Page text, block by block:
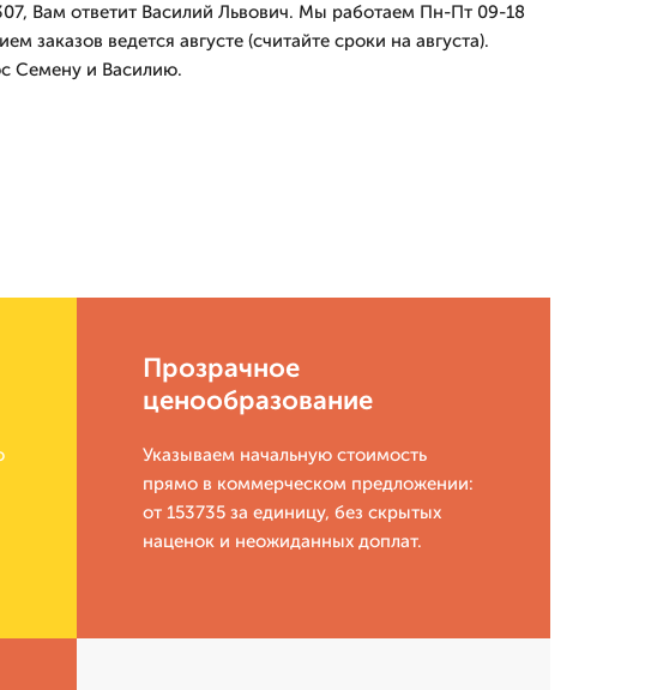
Вам ответит Василий Львович. Мы работаем Пн-Пт 09-18
заказов ведется августе (считайте сроки на августа).
Семену и Василию.
Прозрачное
ценообразование
Указываем начальную стоимость
прямо в коммерческом предложении:
от 153735 за единицу, без скрытых
наценок и неожиданных доплат.